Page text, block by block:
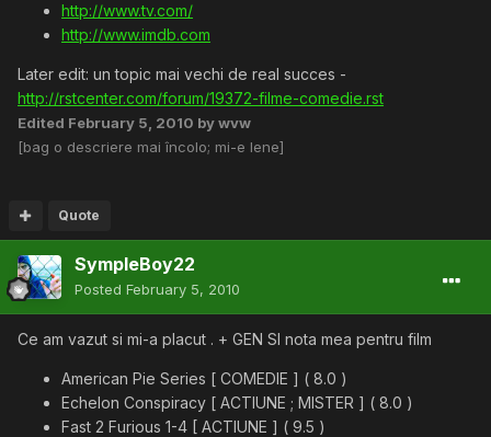
http://www.tv.com/
http://www.imdb.com
Later edit: un topic mai vechi de real succes -
http://rstcenter.com/forum/19372-filme-comedie.rst
Edited February 5, 2010 by wvw
[bag o descriere mai încolo; mi-e lene]
Quote
SympleBoy22
Posted February 5, 2010
Ce am vazut si mi-a placut . + GEN SI nota mea pentru film
American Pie Series [ COMEDIE ] ( 8.0 )
Echelon Conspiracy [ ACTIUNE ; MISTER ] ( 8.0 )
Fast 2 Furious 1-4 [ ACTIUNE ] ( 9.5 )